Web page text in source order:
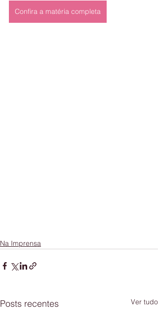
Confira a matéria completa
Na Imprensa
Posts recentes Ver tudo